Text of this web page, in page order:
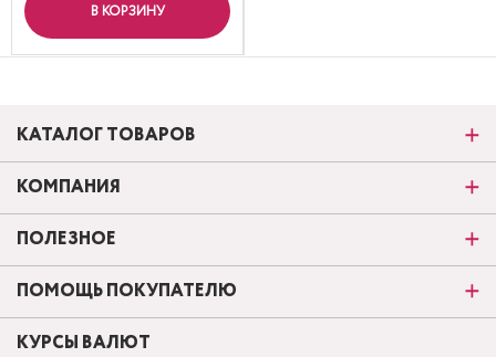
В КОРЗИНУ
КАТАЛОГ ТОВАРОВ
КОМПАНИЯ
ПОЛЕЗНОЕ
ПОМОЩЬ ПОКУПАТЕЛЮ
КУРСЫ ВАЛЮТ